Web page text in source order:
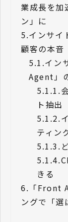
業成長を加
ン」に
5.インサ
顧客の本音
5.1.イン
Agent」
5.1.1.
ト抽出
5.1.2.
ティン
5.1.3.
5.1.4.
きる
6. 「Front
ングで「選